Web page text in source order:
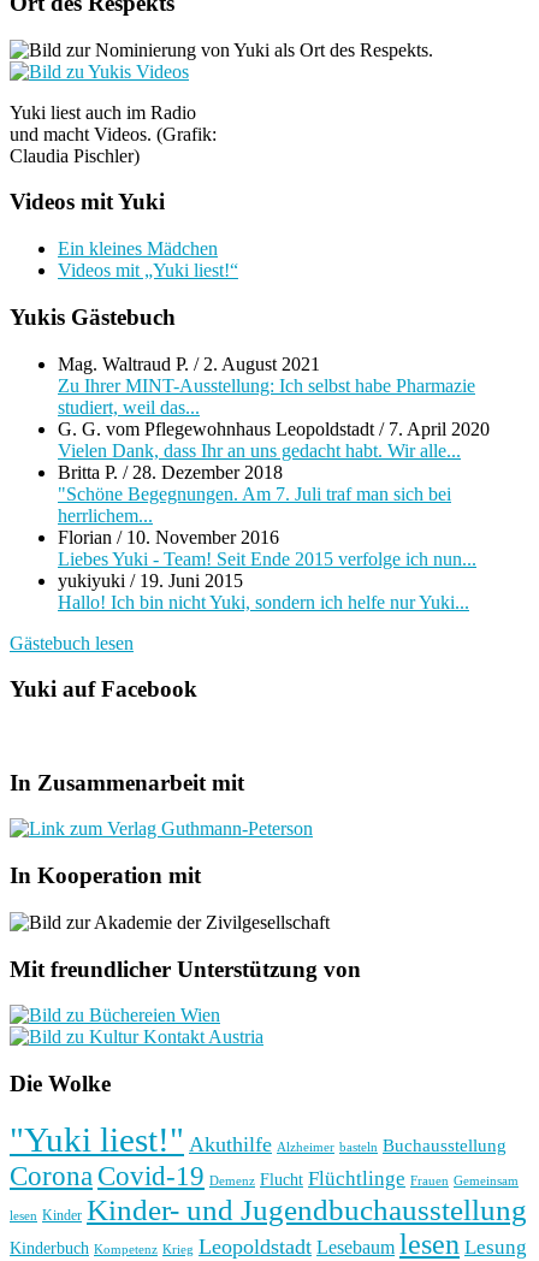
Yuki liest auch im Radio
und macht Videos. (Grafik:
Claudia Pischler)
Videos mit Yuki
Ein kleines Mädchen
Videos mit „Yuki liest!“
Yukis Gästebuch
Mag. Waltraud P. / 2. August 2021
Zu Ihrer MINT-Ausstellung: Ich selbst habe Pharmazie
studiert, weil das...
G. G. vom Pflegewohnhaus Leopoldstadt / 7. April 2020
Vielen Dank, dass Ihr an uns gedacht habt. Wir alle...
Britta P. / 28. Dezember 2018
"Schöne Begegnungen. Am 7. Juli traf man sich bei
herrlichem...
Florian / 10. November 2016
Liebes Yuki - Team! Seit Ende 2015 verfolge ich nun...
yukiyuki / 19. Juni 2015
Hallo! Ich bin nicht Yuki, sondern ich helfe nur Yuki...
Gästebuch lesen
Yuki auf Facebook
In Zusammenarbeit mit
In Kooperation mit
Mit freundlicher Unterstützung von
Die Wolke
"Yuki liest!" Akuthilfe Alzheimer basteln Buchausstellung
Corona Covid-19 Demenz Flucht Flüchtlinge Frauen Gemeinsam
lesen Kinder Kinder- und Jugendbuchausstellung
Kinderbuch Kompetenz Krieg Leopoldstadt Lesebaum lesen Lesung